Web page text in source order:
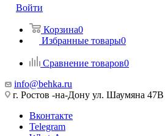
Войти
Корзина0
Избранные товары0
Сравнение товаров0
info@behka.ru
г. Ростов -на-Дону ул. Шаумяна 47В
Вконтакте
Telegram